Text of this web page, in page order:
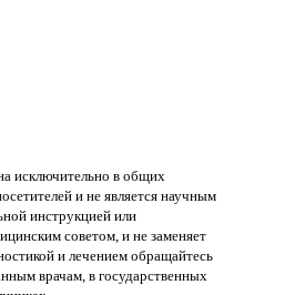
исключительно в общих
и не является научным
инструкцией или
советом, и не заменяет
и лечением обращайтесь
врачам, в государственных